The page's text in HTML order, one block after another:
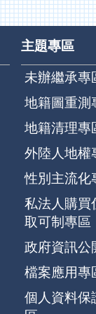
主題專區
未辦繼承專
地籍圖重測
地籍清理專
外陸人地權
性別主流化
私法人購買
取可制專區
政府資訊公
檔案應用專
個人資料保